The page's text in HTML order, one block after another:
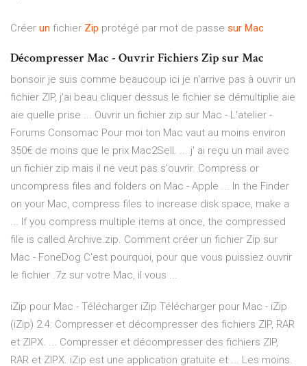
Créer un fichier Zip protégé par mot de passe sur Mac
Décompresser Mac - Ouvrir Fichiers Zip sur Mac
bonsoir je suis comme beaucoup ici je n'arrive pas à ouvrir un
fichier ZIP, j'ai beau cliquer dessus le fichier se démultiplie aie
aie quelle prise ... Ouvrir un fichier zip sur Mac - L'atelier -
Forums Consomac Pour moi ton Mac vaut au moins environ
350€ de moins que le prix Mac2Sell. ... j' ai reçu un mail avec
un fichier zip mais il ne veut pas s'ouvrir. Compress or
uncompress files and folders on Mac - Apple ... In the Finder
on your Mac, compress files to increase disk space, make a
... If you compress multiple items at once, the compressed
file is called Archive.zip. Comment créer un fichier Zip sur
Mac - FoneDog C'est pourquoi, pour que vous puissiez ouvrir
le fichier .7z sur votre Mac, il vous ...
iZip pour Mac - Télécharger iZip Télécharger pour Mac - iZip
(iZip) 2.4: Compresser et décompresser des fichiers ZIP, RAR
et ZIPX. ... Compresser et décompresser des fichiers ZIP,
RAR et ZIPX. iZip est une application gratuite et ... Les moins.